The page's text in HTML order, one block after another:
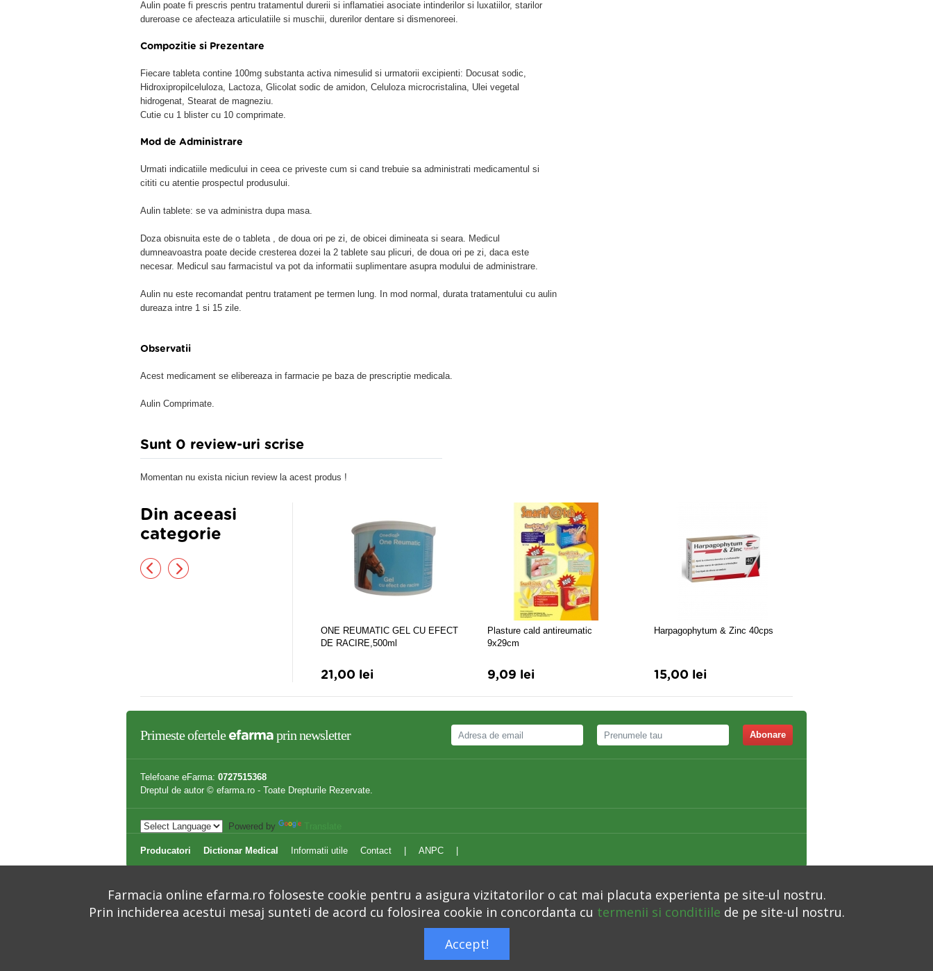
Aulin poate fi prescris pentru tratamentul durerii si inflamatiei asociate intinderilor si luxatiilor, starilor
dureroase ce afecteaza articulatiile si muschii, durerilor dentare si dismenoreei.
Compozitie si Prezentare
Fiecare tableta contine 100mg substanta activa nimesulid si urmatorii excipienti: Docusat sodic,
Hidroxipropilceluloza, Lactoza, Glicolat sodic de amidon, Celuloza microcristalina, Ulei vegetal
hidrogenat, Stearat de magneziu.
Cutie cu 1 blister cu 10 comprimate.
Mod de Administrare
Urmati indicatiile medicului in ceea ce priveste cum si cand trebuie sa administrati medicamentul si
cititi cu atentie prospectul produsului.
Aulin tablete: se va administra dupa masa.
Doza obisnuita este de o tableta , de doua ori pe zi, de obicei dimineata si seara. Medicul
dumneavoastra poate decide cresterea dozei la 2 tablete sau plicuri, de doua ori pe zi, daca este
necesar. Medicul sau farmacistul va pot da informatii suplimentare asupra modului de administrare.
Aulin nu este recomandat pentru tratament pe termen lung. In mod normal, durata tratamentului cu aulin
dureaza intre 1 si 15 zile.
Observatii
Acest medicament se elibereaza in farmacie pe baza de prescriptie medicala.
Aulin Comprimate.
Sunt 0 review-uri scrise
Momentan nu exista niciun review la acest produs !
Din aceeasi
categorie
ONE REUMATIC GEL CU EFECT
DE RACIRE,500ml
21,00 lei
Plasture cald antireumatic
9x29cm
9,09 lei
Harpagophytum & Zinc 40cps
15,00 lei
Primeste ofertele efarma prin newsletter Abonare
Telefoane eFarma: 0727515368
Dreptul de autor © efarma.ro - Toate Drepturile Rezervate.
Powered by
Producatori Dictionar Medical Informatii utile Contact ANPC
Autoritatea Nationala pentru Protectia Consumatorilor –
Farmacia online efarma.ro foloseste cookie pentru a asigura vizitatorilor o cat mai placuta experienta pe site-ul nostru.
Prin inchiderea acestui mesaj sunteti de acord cu folosirea cookie in concordanta cu termenii si conditiile de pe site-ul nostru.
Accept!